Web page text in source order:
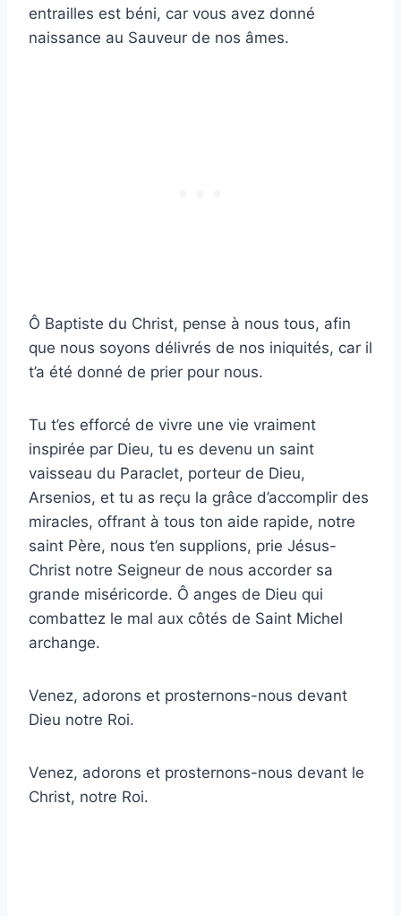
entrailles est béni, car vous avez donné
naissance au Sauveur de nos âmes.
Ô Baptiste du Christ, pense à nous tous, afin
que nous soyons délivrés de nos iniquités, car il
t’a été donné de prier pour nous.
Tu t’es efforcé de vivre une vie vraiment
inspirée par Dieu, tu es devenu un saint
vaisseau du Paraclet, porteur de Dieu,
Arsenios, et tu as reçu la grâce d’accomplir des
miracles, offrant à tous ton aide rapide, notre
saint Père, nous t’en supplions, prie Jésus-
Christ notre Seigneur de nous accorder sa
grande miséricorde. Ô anges de Dieu qui
combattez le mal aux côtés de Saint Michel
archange.
Venez, adorons et prosternons-nous devant
Dieu notre Roi.
Venez, adorons et prosternons-nous devant le
Christ, notre Roi.